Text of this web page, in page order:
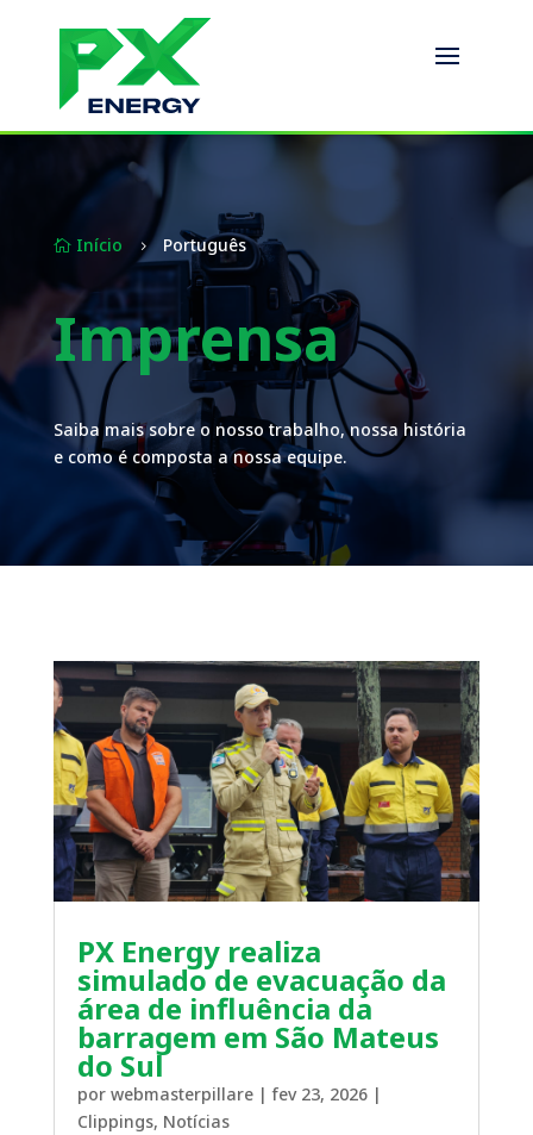
 Início 5 Português
Imprensa
Saiba mais sobre o nosso trabalho, nossa história
e como é composta a nossa equipe.
PX Energy realiza
simulado de evacuação da
área de influência da
barragem em São Mateus
do Sul
por webmasterpillare|fev 23, 2026|
Clippings, Notícias